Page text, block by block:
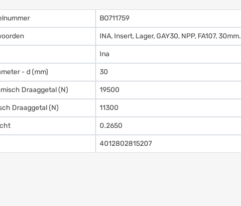
BO711759
INA, Insert, Lager, GAY30, NPP, FA107, 30mm.
Ina
- d (mm) 30
Draaggetal (N) 19500
Draaggetal (N) 11300
0.2650
4012802815207